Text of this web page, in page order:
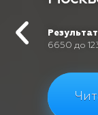
6650 до